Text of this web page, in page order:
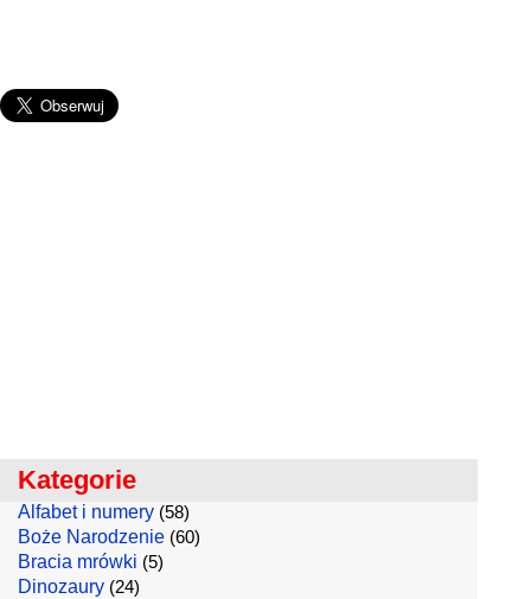
Kategorie
Alfabet i numery (58)
Boże Narodzenie (60)
Bracia mrówki (5)
Dinozaury (24)